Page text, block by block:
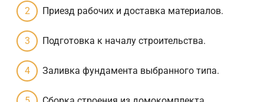
Приезд рабочих и доставка материалов.
Подготовка к началу строительства.
Заливка фундамента выбранного типа.